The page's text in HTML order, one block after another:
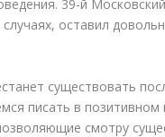
39-й
оставил
существовать
писать в
смотру